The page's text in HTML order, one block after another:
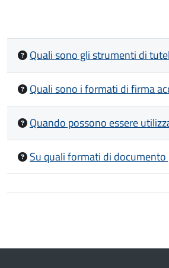
Quali sono gli strumenti di
Quali sono i formati di firma
Quando possono essere
Su quali formati di